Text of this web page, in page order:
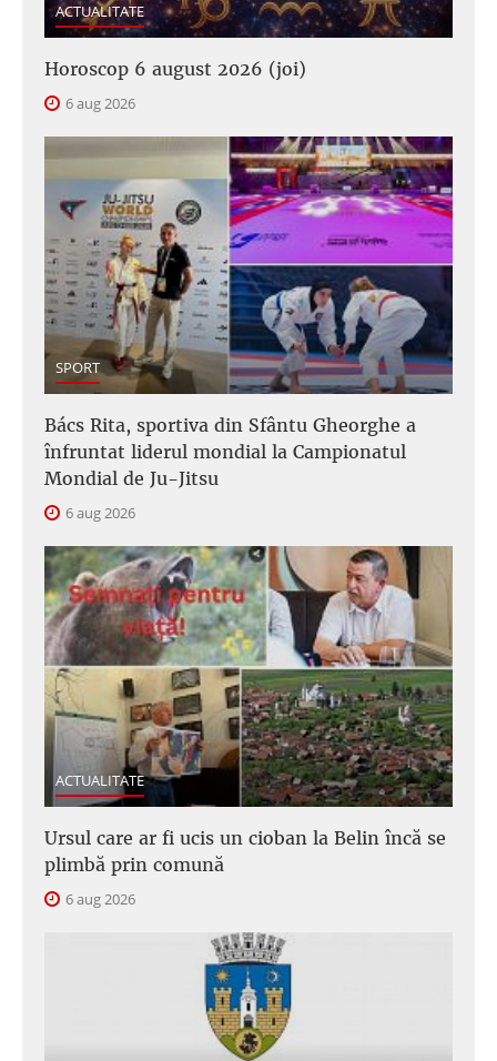
ACTUALITATE
Horoscop 6 august 2026 (joi)
6 aug 2026
SPORT
Bács Rita, sportiva din Sfântu Gheorghe a
înfruntat liderul mondial la Campionatul
Mondial de Ju-Jitsu
6 aug 2026
ACTUALITATE
Ursul care ar fi ucis un cioban la Belin încă se
plimbă prin comună
6 aug 2026